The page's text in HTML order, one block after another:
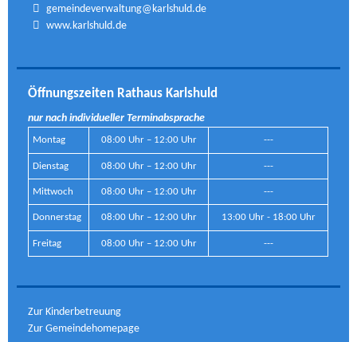
gemeindeverwaltung@karlshuld.de
www.karlshuld.de
Öffnungszeiten Rathaus Karlshuld
nur nach individueller Terminabsprache
Montag 08:00 Uhr – 12:00 Uhr ---
Dienstag 08:00 Uhr – 12:00 Uhr ---
Mittwoch 08:00 Uhr – 12:00 Uhr ---
Donnerstag 08:00 Uhr – 12:00 Uhr 13:00 Uhr - 18:00 Uhr
Freitag 08:00 Uhr – 12:00 Uhr ---
Zur Kinderbetreuung
Zur Gemeindehomepage